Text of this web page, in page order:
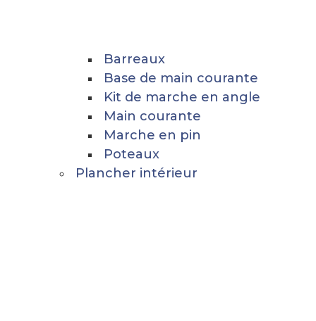
Barreaux
Base de main courante
Kit de marche en angle
Main courante
Marche en pin
Poteaux
Plancher intérieur